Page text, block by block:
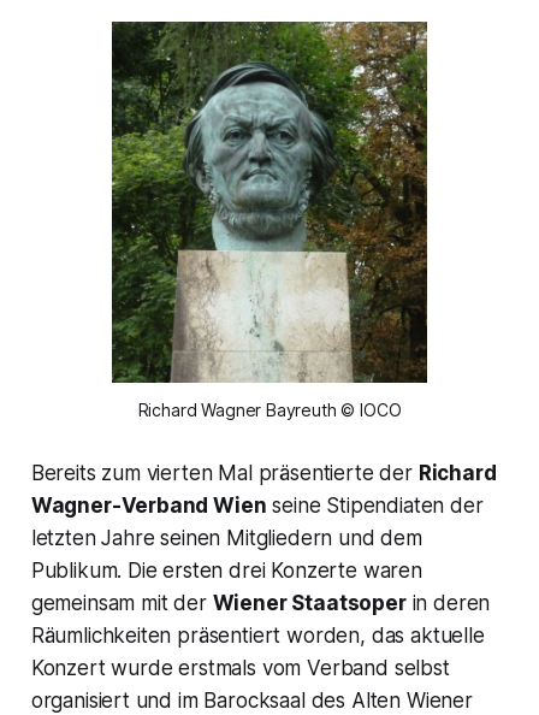
Richard Wagner Bayreuth © IOCO
Bereits zum vierten Mal präsentierte der Richard
Wagner-Verband Wien seine Stipendiaten der
letzten Jahre seinen Mitgliedern und dem
Publikum. Die ersten drei Konzerte waren
gemeinsam mit der Wiener Staatsoperin deren
Räumlichkeiten präsentiert worden, das aktuelle
Konzert wurde erstmals vom Verband selbst
organisiert und im Barocksaal des Alten Wiener